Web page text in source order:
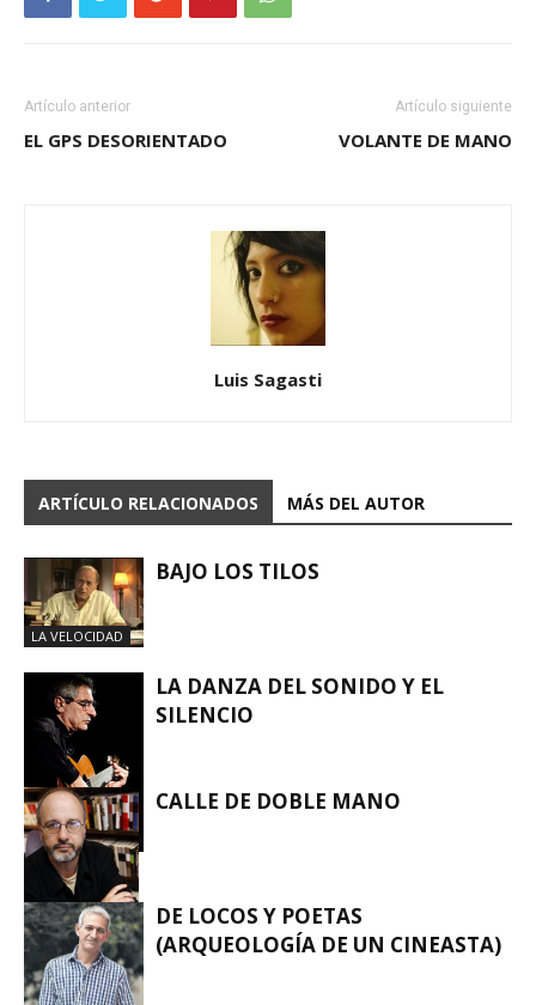
Artículo anterior
EL GPS DESORIENTADO
Artículo siguiente
VOLANTE DE MANO
Luis Sagasti
ARTÍCULO RELACIONADOS MÁS DEL AUTOR
LA VELOCIDAD
BAJO LOS TILOS
LA VELOCIDAD
LA DANZA DEL SONIDO Y EL
SILENCIO
LA VELOCIDAD
CALLE DE DOBLE MANO
DE LOCOS Y POETAS
(ARQUEOLOGÍA DE UN CINEASTA)